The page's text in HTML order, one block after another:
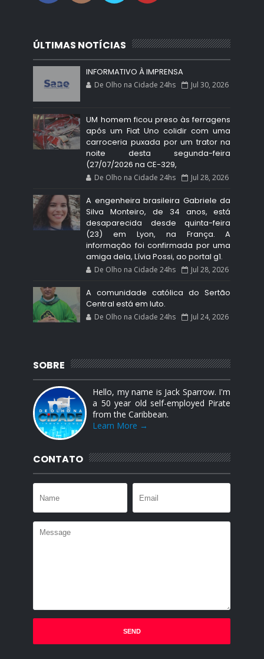
ÚLTIMAS NOTÍCIAS
INFORMATIVO À IMPRENSA
De Olho na Cidade 24hs Jul 30, 2026
UM homem ficou preso às ferragens
após um Fiat Uno colidir com uma
carroceria puxada por um trator na
noite desta segunda-feira
(27/07/2026 na CE-329,
De Olho na Cidade 24hs Jul 28, 2026
A engenheira brasileira Gabriele da
Silva Monteiro, de 34 anos, está
desaparecida desde quinta-feira
(23) em Lyon, na França. A
informação foi confirmada por uma
amiga dela, Lívia Possi, ao portal g1.
De Olho na Cidade 24hs Jul 28, 2026
A comunidade católica do Sertão
Central está em luto.
De Olho na Cidade 24hs Jul 24, 2026
SOBRE
Hello, my name is Jack Sparrow. I'm
a 50 year old self-employed Pirate
from the Caribbean.
Learn More →
CONTATO